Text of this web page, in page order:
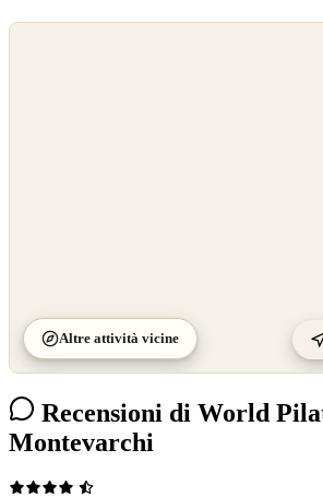
Altre attività vicine
Recensioni di World
Montevarchi